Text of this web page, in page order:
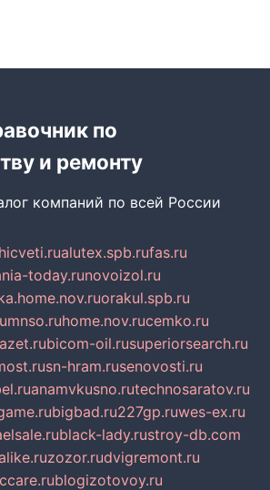
по
и ремонту
компаний по всей России
alutex.spb.rufas.ru
today.runovoizol.ru
orakul.spb.ru
mnso.ruhome.nov.rucemko.ru
bicom-oil.rusuperiorsearch.ru
sn-hram.rusenovosti.ru
anamvkusno.rutechnosaratov.ru
bigbad.ru227gp.ruwes-ex.ru
black-lady.rustroy-db.com
zozor.rudvigremont.ru
blogizotovoy.ru